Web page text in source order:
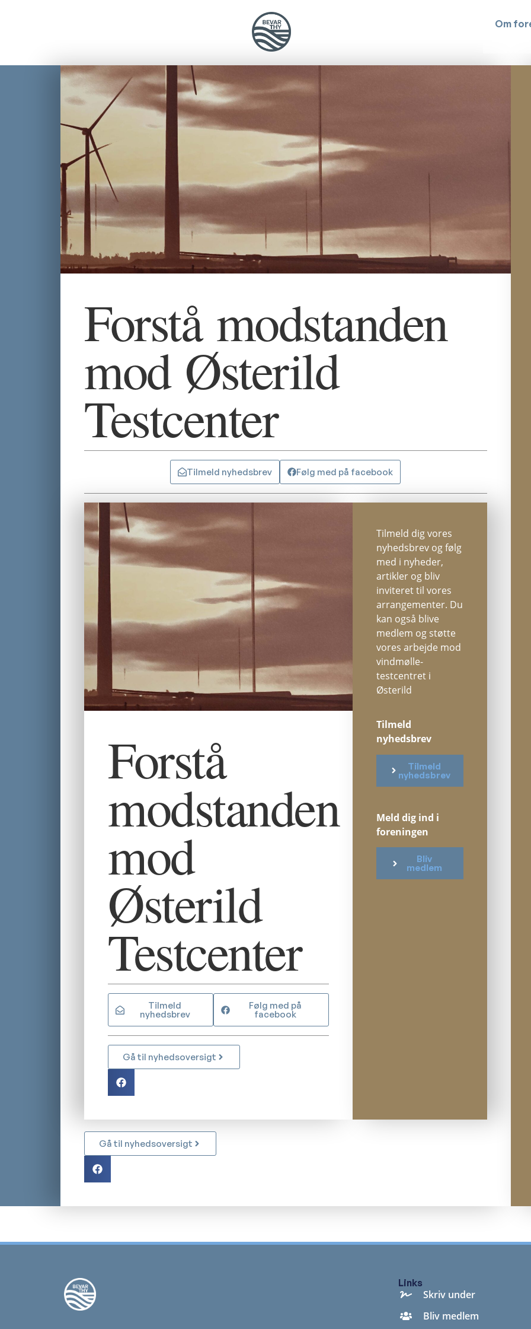
Om
Forstå modstanden
mod Østerild
Testcenter
Tilmeld nyhedsbrev Følg med på facebook
Forstå
modstanden
mod
Østerild
Testcenter
Tilmeld
nyhedsbrev
Følg med på
facebook
Gå til nyhedsoversigt
Tilmeld dig vores
nyhedsbrev og følg
med i nyheder,
artikler og bliv
inviteret til vores
arrangementer. Du
kan også blive
medlem og støtte
vores arbejde mod
vindmølle-
testcentret i
Østerild
Tilmeld
nyhedsbrev
Tilmeld
nyhedsbrev
Meld dig ind i
foreningen
Bliv
medlem
Gå til nyhedsoversigt
Links
Skriv under
Bliv medlem